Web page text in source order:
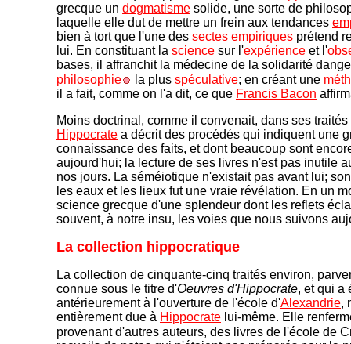
grecque un dogmatisme solide, une sorte de
laquelle elle dut de mettre un frein aux tendances
bien à tort que l'une des sectes empiriques prétend
lui. En constituant la science sur l'expérience et l'
bases, il affranchit la médecine de la solidarité
philosophie
la plus spéculative; en créant une
il a fait, comme on l'a dit, ce que Francis Bacon
Moins doctrinal, comme il convenait, dans ses
Hippocrate a décrit des procédés qui indiquent une
connaissance des faits, et dont beaucoup sont
aujourd'hui; la lecture de ses livres n'est pas inutile
nos jours. La séméiotique n'existait pas avant lui;
les eaux et les lieux fut une vraie révélation. En un
science grecque d'une splendeur dont les reflets
souvent, à notre insu, les voies que nous suivons
La collection hippocratique
La collection de cinquante-cinq traités environ,
connue sous le titre d'Oeuvres d'Hippocrate, et qui a
antérieurement à l'ouverture de l'école d'Alexandrie,
entièrement due à Hippocrate lui-même. Elle
provenant d'autres auteurs, des livres de l'école de